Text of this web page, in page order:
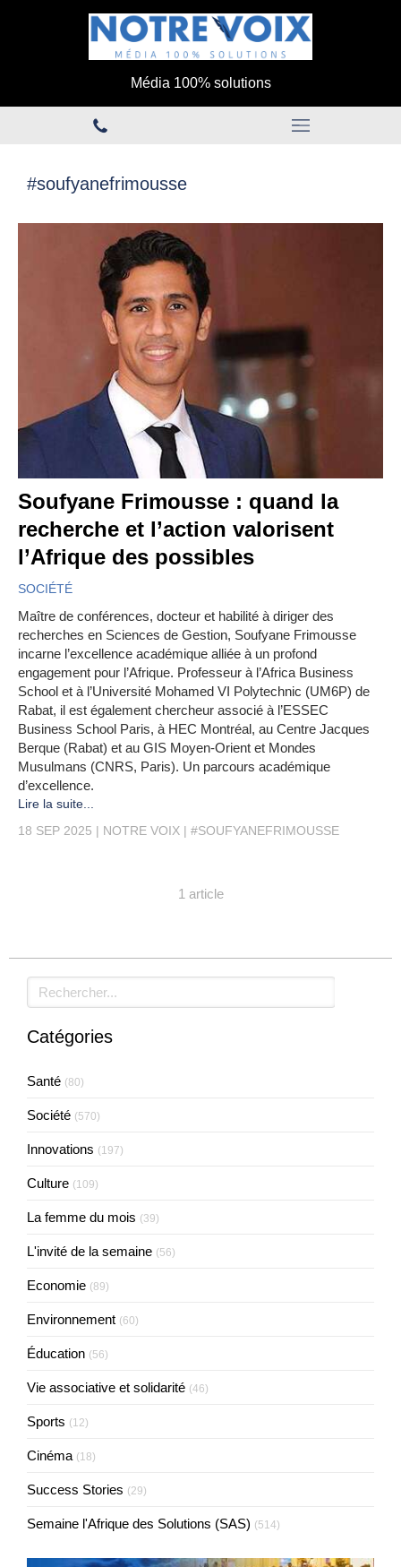
Média 100% solutions
#soufyanefrimousse
Soufyane Frimousse : quand la
recherche et l’action valorisent
l’Afrique des possibles
SOCIÉTÉ
Maître de conférences, docteur et habilité à diriger des
recherches en Sciences de Gestion, Soufyane Frimousse
incarne l’excellence académique alliée à un profond
engagement pour l’Afrique. Professeur à l’Africa Business
School et à l’Université Mohamed VI Polytechnic (UM6P) de
Rabat, il est également chercheur associé à l’ESSEC
Business School Paris, à HEC Montréal, au Centre Jacques
Berque (Rabat) et au GIS Moyen-Orient et Mondes
Musulmans (CNRS, Paris). Un parcours académique
d’excellence.
Lire la suite...
18 SEP 2025
NOTRE VOIX #SOUFYANEFRIMOUSSE
1 article
Rechercher
Catégories
Santé (80)
Société (570)
Innovations (197)
Culture (109)
La femme du mois (39)
L'invité de la semaine (56)
Economie (89)
Environnement (60)
Éducation (56)
Vie associative et solidarité (46)
Sports (12)
Cinéma (18)
Success Stories (29)
Semaine l'Afrique des Solutions (SAS) (514)